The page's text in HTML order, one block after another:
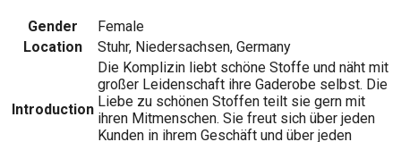
Gender
Female
Location
Stuhr, Niedersachsen, Germany
Introduction
Die Komplizin liebt schöne Stoffe und näht mit
großer Leidenschaft ihre Gaderobe selbst. Die
Liebe zu schönen Stoffen teilt sie gern mit
ihren Mitmenschen. Sie freut sich über jeden
Kunden in ihrem Geschäft und über jeden